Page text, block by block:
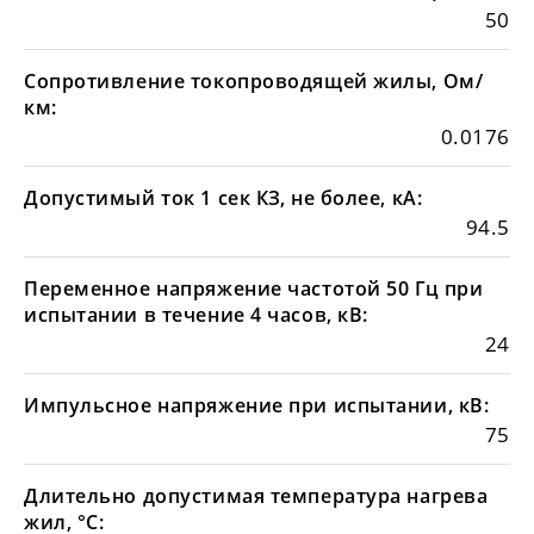
50
Сопротивление токопроводящей жилы, Ом/
км:
0.0176
Допустимый ток 1 сек КЗ, не более, кА:
94.5
Переменное напряжение частотой 50 Гц при
испытании в течение 4 часов, кВ:
24
Импульсное напряжение при испытании, кВ:
75
Длительно допустимая температура нагрева
жил, °С: